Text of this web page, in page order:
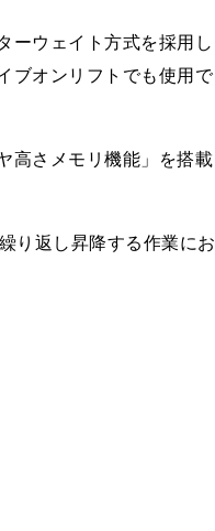
ーウェイト方式を採用し
ブオンリフトでも使用で
高さメモリ機能」を搭載
り返し昇降する作業にお